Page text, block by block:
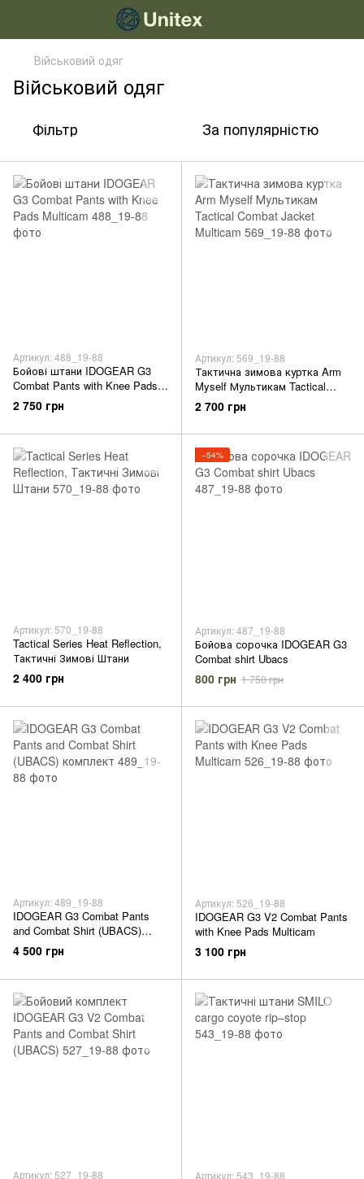
Військовий одяг
Військовий одяг
Фільтр За популярністю
Артикул: 488_19-88
Бойові штани IDOGEAR G3
Combat Pants with Knee Pads
Multicam
2 750 грн
Артикул: 569_19-88
Тактична зимова куртка Arm
Myself Мультикам Tactical
Combat Jacket Multicam
2 700 грн
Артикул: 570_19-88
Tactical Series Heat Reflection,
Тактичні Зимові Штани
2 400 грн
−54%
Артикул: 487_19-88
Бойова сорочка IDOGEAR G3
Combat shirt Ubacs
800 грн 1 750 грн
Артикул: 489_19-88
IDOGEAR G3 Combat Pants
and Combat Shirt (UBACS)
комплект
4 500 грн
Артикул: 526_19-88
IDOGEAR G3 V2 Combat Pants
with Knee Pads Multicam
3 100 грн
Артикул: 527_19-88 Артикул: 543_19-88